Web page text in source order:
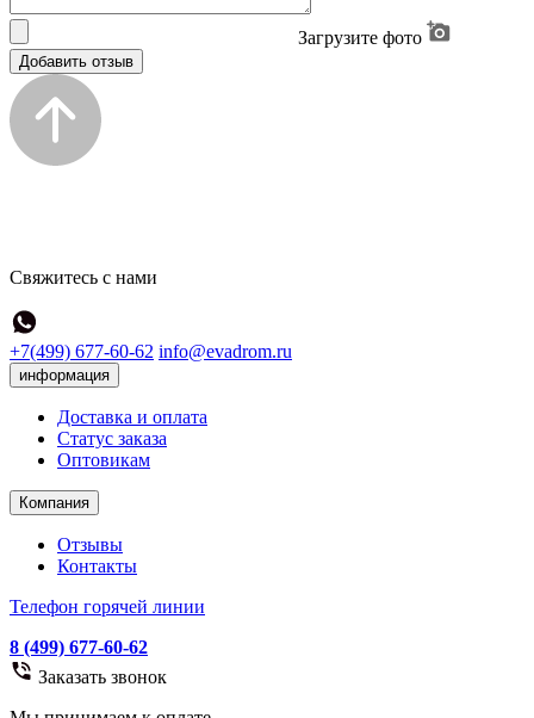
Загрузите фото
Добавить отзыв
Свяжитесь с нами
+7(499) 677-60-62 info@evadrom.ru
информация
Доставка и оплата
Статус заказа
Оптовикам
Компания
Отзывы
Контакты
Телефон горячей линии
8 (499) 677-60-62
Заказать звонок